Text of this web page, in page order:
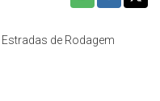
de Rodagem